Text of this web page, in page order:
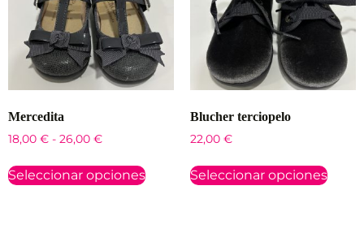
Mercedita
18,00 € - 26,00 €
Seleccionar opciones
Blucher terciopelo
22,00 €
Seleccionar opciones